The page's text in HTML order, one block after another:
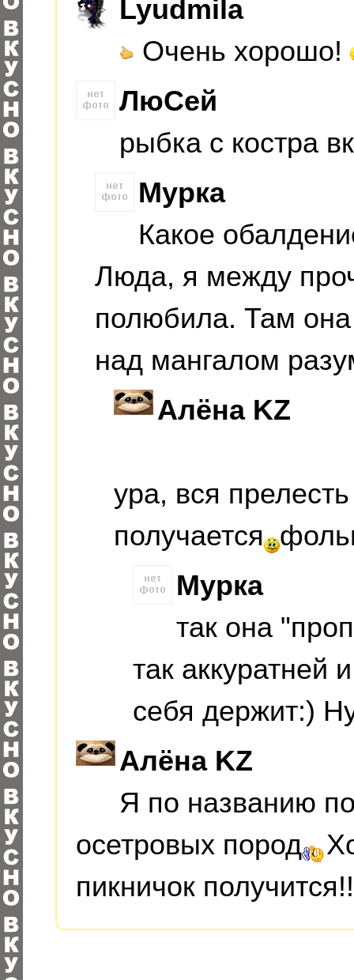
Lyudmila
Очень хорошо!
ЛюСей
рыбка с костра
Мурка
Какое
Люда, я между
полюбила. Там
над мангалом
Алёна KZ
ура, вся
получается
Мурка
так она
так аккуратней
себя держит:)
Алёна KZ
Я по названию
осетровых пород
пикничок